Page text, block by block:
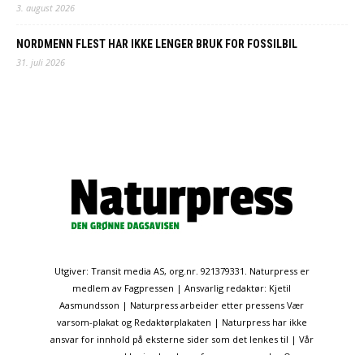
3. august 2026
NORDMENN FLEST HAR IKKE LENGER BRUK FOR FOSSILBIL
31. juli 2026
Utgiver: Transit media AS, org.nr. 921379331. Naturpress er
medlem av Fagpressen | Ansvarlig redaktør: Kjetil
Aasmundsson | Naturpress arbeider etter pressens Vær
varsom-plakat og Redaktørplakaten | Naturpress har ikke
ansvar for innhold på eksterne sider som det lenkes til | Vår